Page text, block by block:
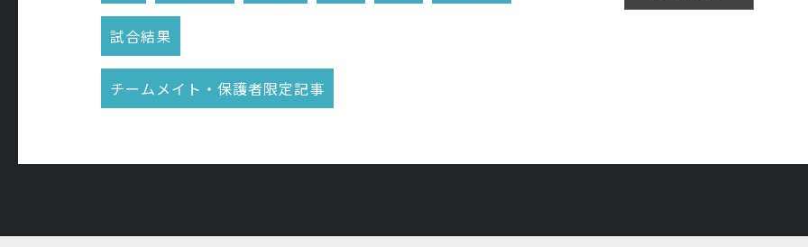
試合結果
チームメイト・保護者限定記事